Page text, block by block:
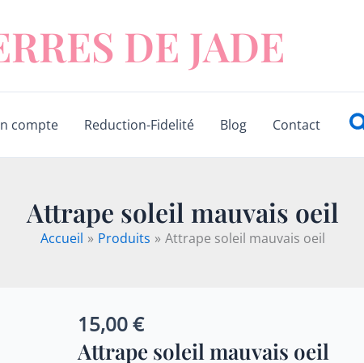
DE JADE
compte Reduction-Fidelité Blog Contact
Attrape soleil mauvais oeil
Accueil Produits Attrape soleil mauvais oeil
15,00€
Attrape soleil mauvais oeil
quantité
de